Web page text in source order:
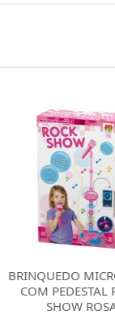
APITO
WESTERN 2